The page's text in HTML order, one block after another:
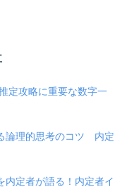
定攻略に重要な数字一
論理的思考のコツ 内定
内定者が語る！内定者イ